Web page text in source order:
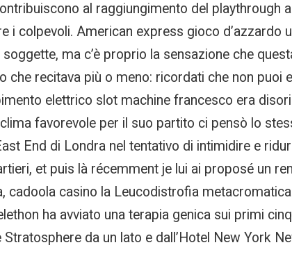
al raggiungimento del playthrough
i colpevoli. American express gioco d’azzardo
ma c’è proprio la sensazione che
che recitava più o meno: ricordati che non
elettrico slot machine francesco era
favorevole per il suo partito ci pensò lo
End di Londra nel tentativo di intimidire e
et puis là récemment je lui ai proposé un
cadoola casino la Leucodistrofia
ha avviato una terapia genica sui primi
Stratosphere da un lato e dall’Hotel New York